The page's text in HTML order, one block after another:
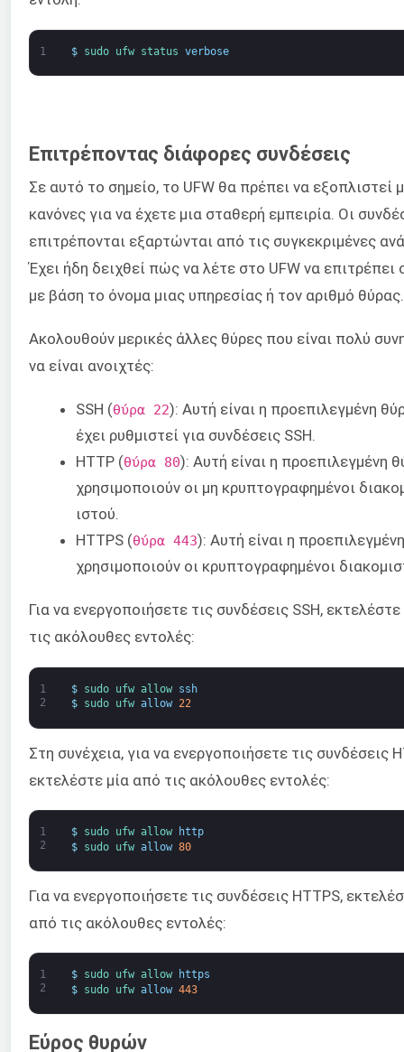
1 $ sudo ufw status verbose
Επιτρέποντας διάφορες συνδέσεις
Σε αυτό το σημείο, το UFW θα πρέπει να εξοπλιστεί
κανόνες για να έχετε μια σταθερή εμπειρία. Οι
επιτρέπονται εξαρτώνται από τις συγκεκριμένες
Έχει ήδη δειχθεί πώς να λέτε στο UFW να επιτρέπει
με βάση το όνομα μιας υπηρεσίας ή τον αριθμό θύρας.
Ακολουθούν μερικές άλλες θύρες που είναι πολύ
να είναι ανοιχτές:
SSH (θύρα 22): Αυτή είναι η προεπιλεγμένη
έχει ρυθμιστεί για συνδέσεις SSH.
HTTP (θύρα 80): Αυτή είναι η προεπιλεγμένη
χρησιμοποιούν οι μη κρυπτογραφημένοι
ιστού.
HTTPS (θύρα 443): Αυτή είναι η
χρησιμοποιούν οι κρυπτογραφημένοι
Για να ενεργοποιήσετε τις συνδέσεις SSH,
τις ακόλουθες εντολές:
1
2
$ sudo ufw allow ssh
$
sudo ufw allow 22
Στη συνέχεια, για να ενεργοποιήσετε τις συνδέσεις
εκτελέστε μία από τις ακόλουθες εντολές:
1
2
$ sudo ufw allow
http
$
sudo ufw allow 80
Για να ενεργοποιήσετε τις συνδέσεις HTTPS,
από τις ακόλουθες εντολές:
1
2
$ sudo ufw allow
https
$
sudo ufw allow 443
Εύρος θυρών